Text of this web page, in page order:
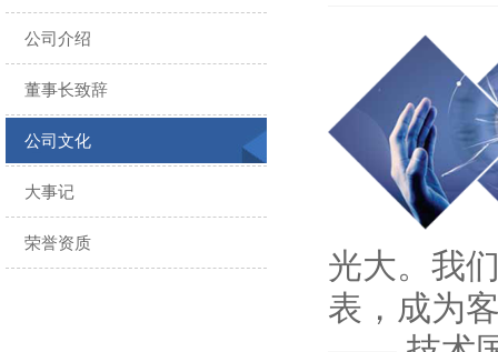
公司介绍
董事长致辞
公司文化
大事记
荣誉资质
光大。我
表，成为